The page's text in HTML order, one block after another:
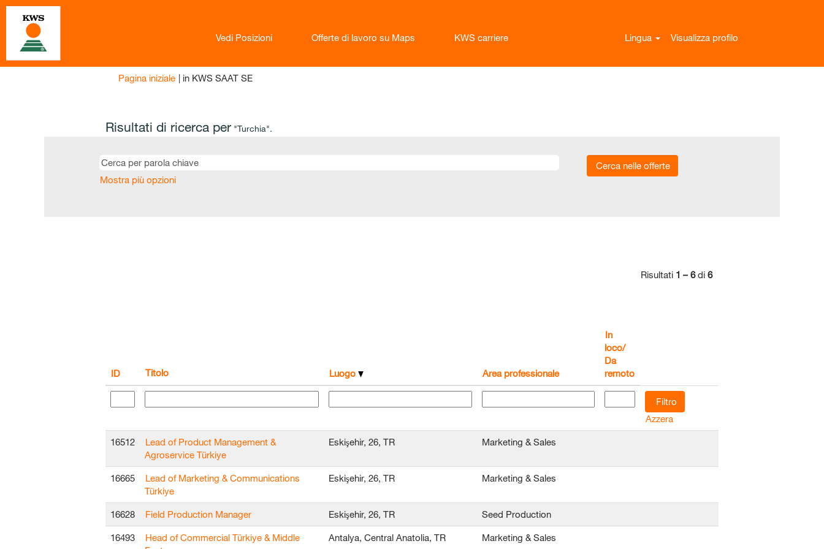
Vedi Posizioni Offerte di lavoro su Maps KWS carriere Lingua Visualizza profilo
Pagina iniziale | in KWS SAAT SE(pagina
Risultati di ricerca per "Turchia".
Mostra più opzioni
Risultati 1 – 6di 6
ID Titolo Luogo Area professionale
In
loco/
Da
remoto
Azzera
16512
Lead of Product Management &
Agroservice Türkiye
Eskişehir, 26, TR Marketing & Sales
16665
Lead of Marketing & Communications
Türkiye
Eskişehir, 26, TR Marketing & Sales
16628 Field Production Manager Eskişehir, 26, TR Seed Production
16493
Head of Commercial Türkiye & Middle
Antalya, Central Anatolia, TR Marketing & Sales